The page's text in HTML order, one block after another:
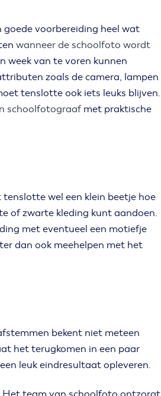
goede voorbereiding heel wat
wanneer de schoolfoto wordt
week van te voren kunnen
zoals de camera, lampen
tenslotte ook iets leuks blijven.
schoolfotograafmet praktische
wel een klein beetje hoe
of zwarte kleding kunt aandoen.
met eventueel een motiefje
dan ook meehelpen met het
bekent niet meteen
het terugkomen in een paar
leuk eindresultaat opleveren.